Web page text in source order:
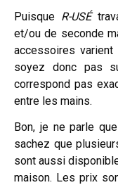
Puisque R-USÉ
et/ou de seconde
accessoires varient
soyez donc pas
correspond pas
entre les mains.
Bon, je ne parle
sachez que
sont aussi
maison. Les prix